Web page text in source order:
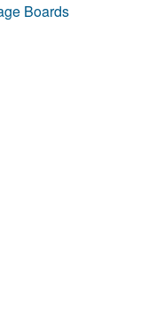
Boards